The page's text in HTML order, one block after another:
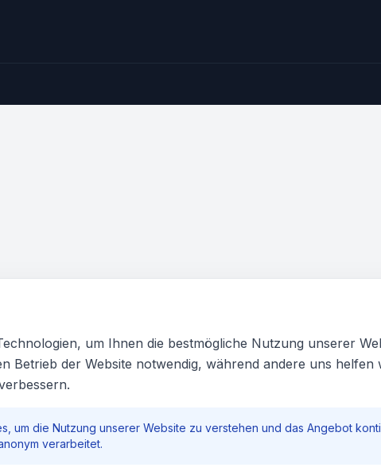
um Ihnen die bestmögliche Nutzung unserer
Betrieb der Website notwendig, während andere uns helfen
um die Nutzung unserer Website zu verstehen und das Angebot
verarbeitet.